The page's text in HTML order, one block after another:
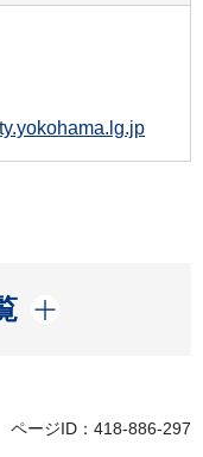
ページID：418-886-297